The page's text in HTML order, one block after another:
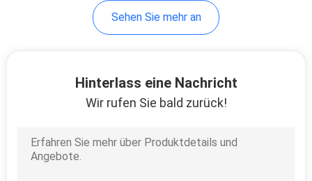
Instrument-Stative
Sehen Sie mehr an
Hinterlass eine Nachricht
Wir rufen Sie bald zurück!